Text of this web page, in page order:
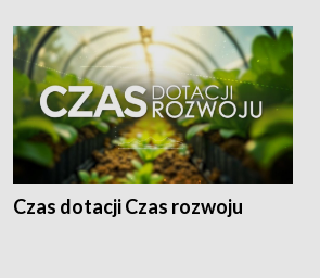
Czas dotacji Czas rozwoju